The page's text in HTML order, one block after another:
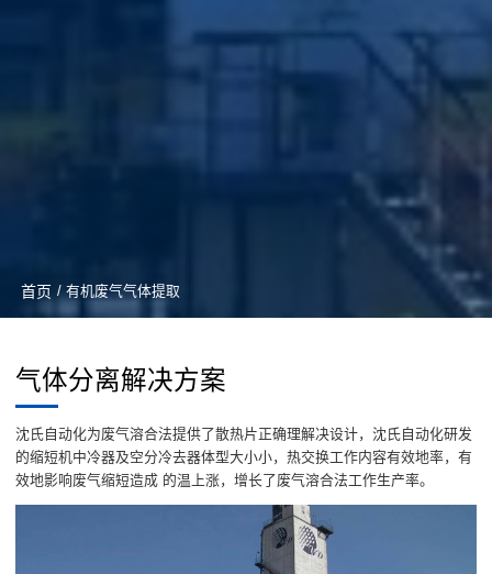
首页 / 有机废气气体提取
气体分离解决方案
沈氏自动化为废气溶合法提供了散热片正确理解决设计，沈氏自动化研发
的缩短机中冷器及空分冷去器体型大小小，热交换工作内容有效地率，有
效地影响废气缩短造成 的温上涨，增长了废气溶合法工作生产率。